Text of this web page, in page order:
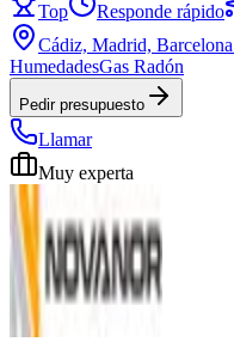
Top
Responde rápido
Cádiz, Madrid, Barcelona
HumedadesGas Radón
Pedir presupuesto
Llamar
Muy experta